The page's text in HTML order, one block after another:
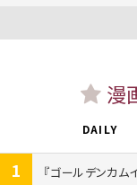
漫
DAILY
1
ゴールデンカム